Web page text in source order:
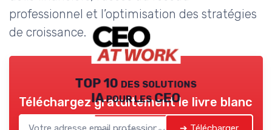
professionnel et l’optimisation des stratégies
de croissance.
TOP 10 des solutions
IA pour les CEO
Téléchargez gratuitement le livre blanc